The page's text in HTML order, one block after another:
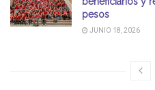
pesos
JUNIO 18, 2026